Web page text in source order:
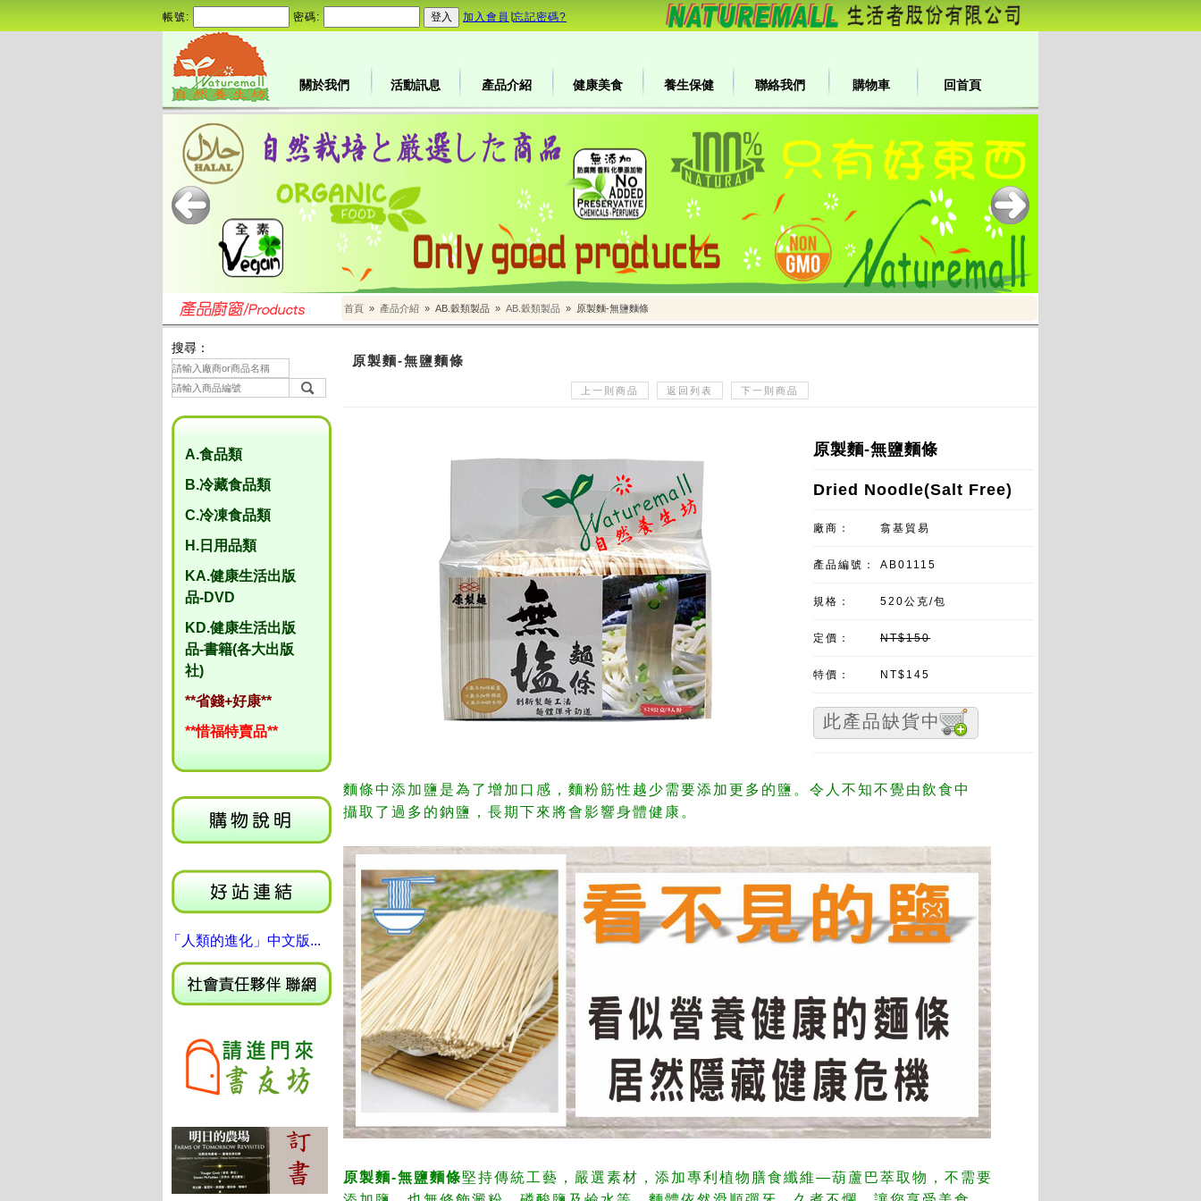
帳號: 密碼: 加入會員 忘記密碼?
關於我們 活動訊息 產品介紹 健康美食 養生保健 聯絡我們 購物車 回首頁
首頁 » 產品介紹 » AB.穀類製品 » AB.穀類製品 » 原製麵-無鹽麵條
搜尋：
A.食品類
B.冷藏食品類
C.冷凍食品類
H.日用品類
KA.健康生活出版
品-DVD
KD.健康生活出版
品-書籍(各大出版
社)
**省錢+好康**
**惜福特賣品**
「人類的進化」中文版...
原製麵-無鹽麵條
上一則商品 返回列表 下一則商品
原製麵-無鹽麵條
Dried Noodle(Salt Free)
廠商： 翕基貿易
產品編號： AB01115
規格： 520公克/包
定價： NT$150
特價： NT$145
此產品缺貨中
麵條中添加鹽是為了增加口感，麵粉筋性越少需要添加更多的鹽。令人不知不覺由飲食中
攝取了過多的鈉鹽，長期下來將會影響身體健康。
原製麵-無鹽麵條堅持傳統工藝，嚴選素材，添加專利植物膳食纖維—葫蘆巴萃取物，不需要